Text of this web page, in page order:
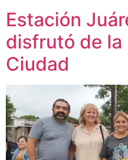
Estación
disfrutó de la
Ciudad